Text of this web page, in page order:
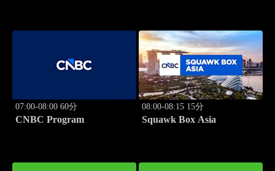
07:00-08:00 60分
CNBC Program
08:00-08:15 15分
Squawk Box Asia